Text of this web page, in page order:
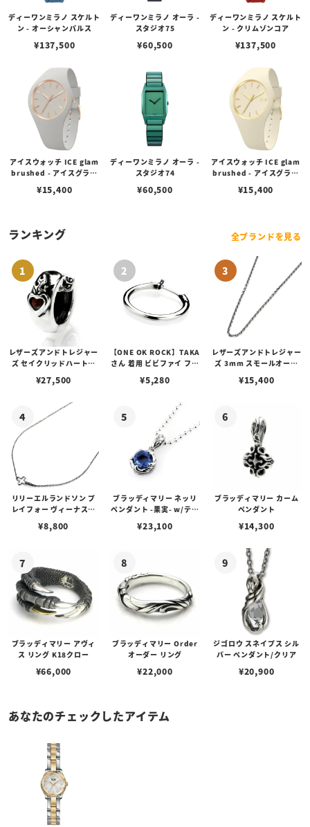
ディーワンミラノ スケルト
ン - オーシャンパルス
¥137,500
ディーワンミラノ オーラ -
スタジオ75
¥60,500
ディーワンミラノ スケルト
ン - クリムゾンコア
¥137,500
アイスウォッチ ICE glam
brushed - アイスグラム
（スモール）
¥15,400
ディーワンミラノ オーラ -
スタジオ74
¥60,500
アイスウォッチ ICE glam
brushed - アイスグラム
スキン （スモール）
¥15,400
ランキング 全ブランドを見る
レザーズアンドトレジャー
ズ セイクリッドハートピ
¥27,500
【ONE OK ROCK】TAKA
さん 着用 ビビファイ フー
¥5,280
レザーズアンドトレジャー
ズ 3mm スモールオーバ
ブスタークラスプ＆LTロ
¥15,400
リリーエルランドソン プ
レイフォー ヴィーナスチ
¥8,800
ブラッディマリー ネッリ
ペンダント -果実- w/ティ
¥23,100
ブラッディマリー カーム
ペンダント
¥14,300
ブラッディマリー アヴィ
ス リング K18クロー
¥66,000
ブラッディマリー Order
オーダー リング
¥22,000
ジゴロウ スネイプス シル
バー ペンダント/クリア
¥20,900
あなたのチェックしたアイテム